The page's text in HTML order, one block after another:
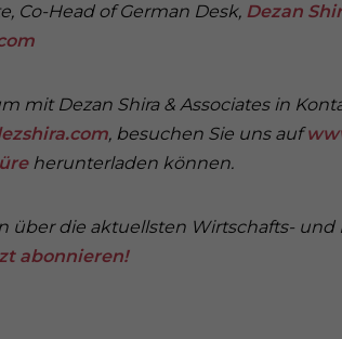
Co-Head of German Desk, Dezan
mit Dezan Shira & Associates in
, besuchen Sie uns auf
herunterladen können.
über die aktuellsten Wirtschafts-
abonnieren!